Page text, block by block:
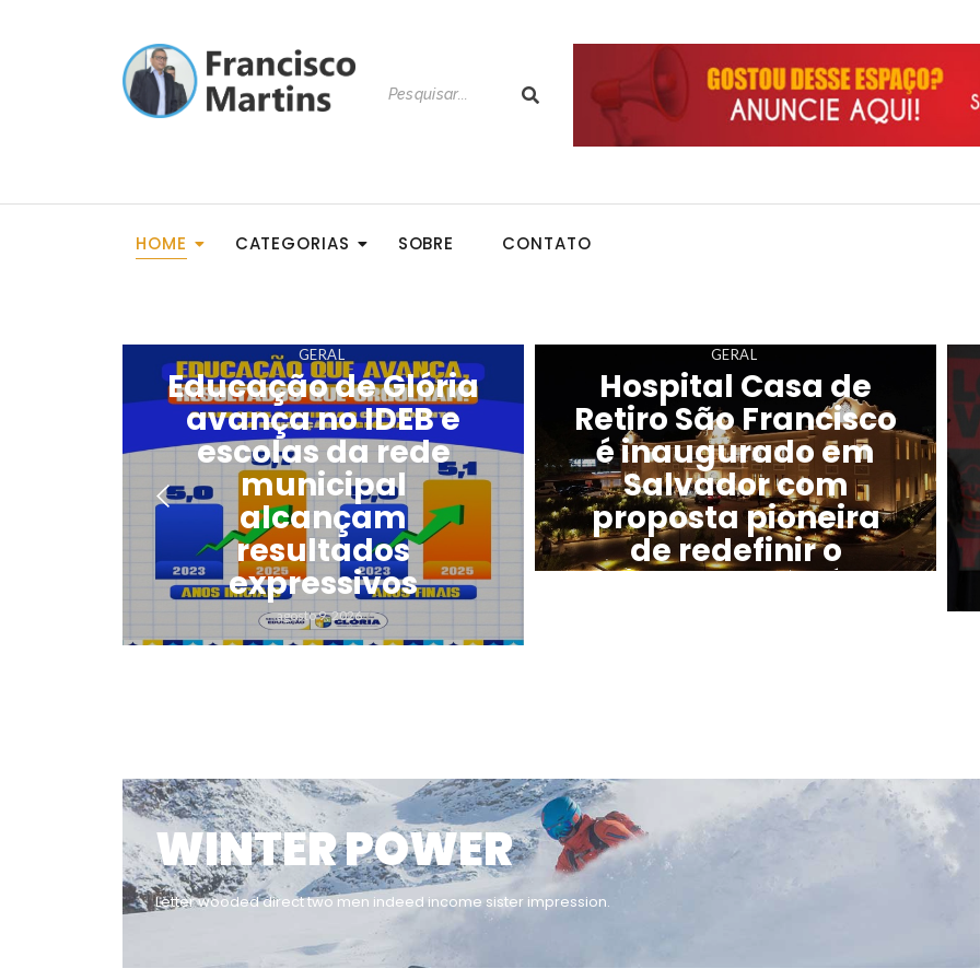
HOME CATEGORIAS SOBRE CONTATO
GERAL
Educação de Glória
avança no IDEB e
escolas da rede
municipal
alcançam
resultados
expressivos
agosto 9, 2026 /
GERAL
Hospital Casa de
Retiro São Francisco
é inaugurado em
Salvador com
proposta pioneira
de redefinir o
cuidado em saúde
WINTER POWER
Letter wooded direct two men indeed income sister impression.